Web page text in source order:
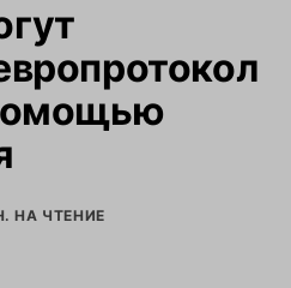
НА ЧТЕНИЕ